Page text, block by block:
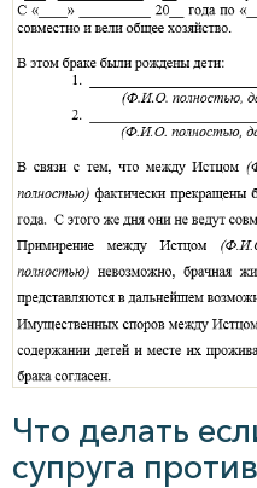
Что делать
супруга